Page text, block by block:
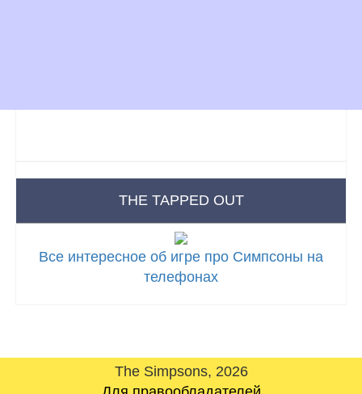
THE TAPPED OUT
Все интересное об игре про Симпсоны на
телефонах
The Simpsons, 2026